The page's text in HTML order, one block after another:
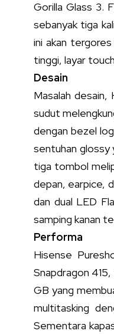
Gorilla Glass 3.
sebanyak tiga
ini akan
tinggi, layar
Desain
Masalah desain,
sudut
dengan bezel
sentuhan glossy
tiga tombol
depan, earpice,
dan dual LED
samping kanan
Performa
Hisense
Snapdragon
GB yang
multitasking
Sementara